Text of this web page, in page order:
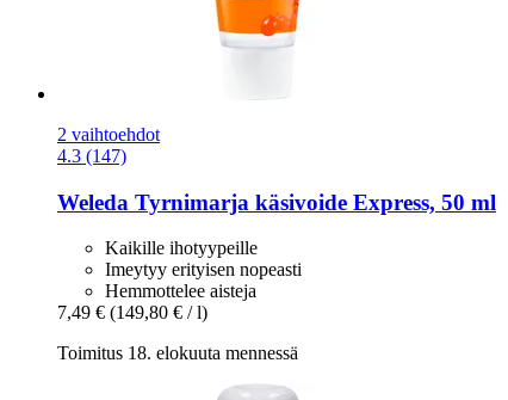
2 vaihtoehdot
4.3 (147)
Weleda Tyrnimarja käsivoide Express, 50 ml
Kaikille ihotyypeille
Imeytyy erityisen nopeasti
Hemmottelee aisteja
7,49 € (149,80 € / l)
Toimitus 18. elokuuta mennessä